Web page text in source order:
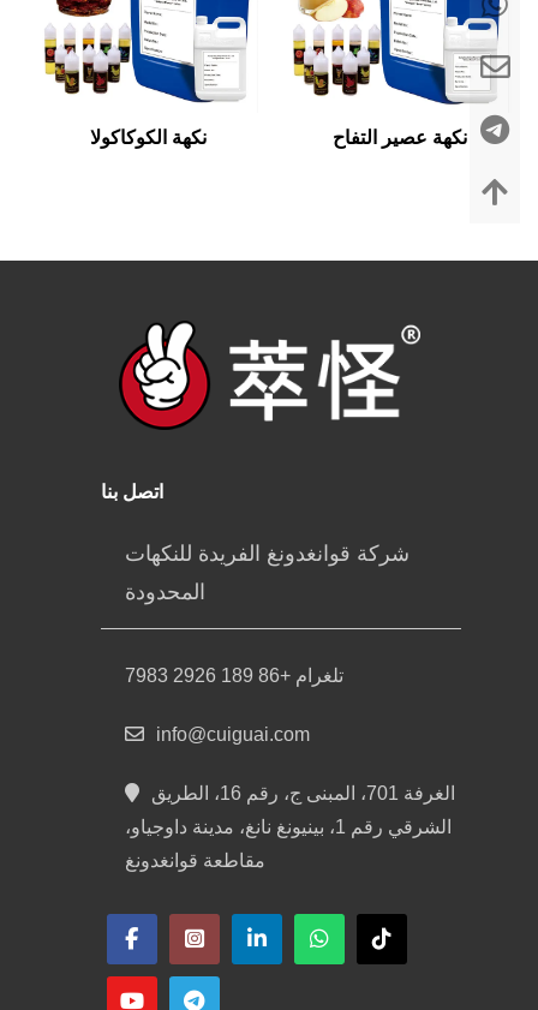
نكهة الكوكاكولا نكهة عصير التفاح
اتصل بنا
شركة قوانغدونغ الفريدة للنكهات
المحدودة
تلغرام +86 189 2926 7983
info@cuiguai.com
الغرفة 701، المبنى ج، رقم 16، الطريق
الشرقي رقم 1، بينيونغ نانغ، مدينة داوجياو،
مقاطعة قوانغدونغ